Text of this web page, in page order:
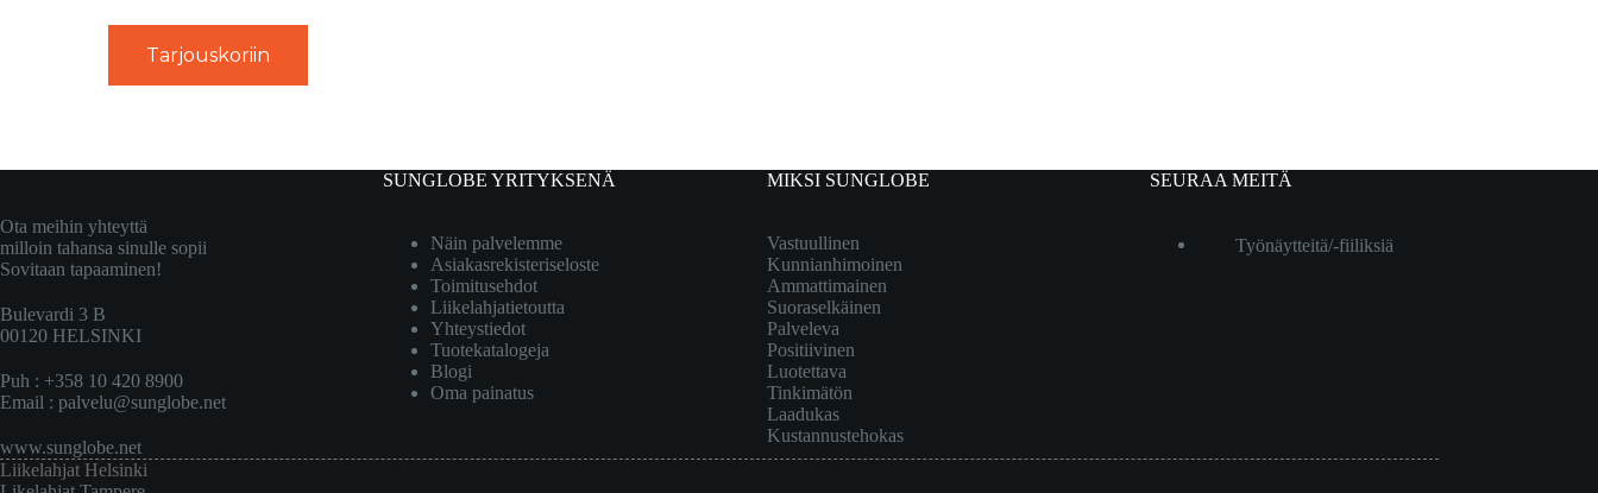
Tarjouskoriin
Ota meihin yhteyttä
milloin tahansa sinulle sopii
Sovitaan tapaaminen!
Bulevardi 3 B
00120 HELSINKI
Puh : +358 10 420 8900
Email : palvelu@sunglobe.net
www.sunglobe.net
SUNGLOBE YRITYKSENÄ
Näin palvelemme
Asiakasrekisteriseloste
Toimitusehdot
Liikelahjatietoutta
Yhteystiedot
Tuotekatalogeja
Blogi
Oma painatus
MIKSI SUNGLOBE
Vastuullinen
Kunnianhimoinen
Ammattimainen
Suoraselkäinen
Palveleva
Positiivinen
Luotettava
Tinkimätön
Laadukas
Kustannustehokas
SEURAA MEITÄ
Työnäytteitä/-fiiliksiä
Liikelahjat Helsinki